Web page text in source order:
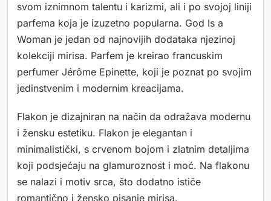
svom iznimnom talentu i karizmi, ali i po svojoj liniji
parfema koja je izuzetno popularna. God Is a
Woman je jedan od najnovijih dodataka njezinoj
kolekciji mirisa. Parfem je kreirao francuskim
perfumer Jérôme Epinette, koji je poznat po svojim
jedinstvenim i modernim kreacijama.
Flakon je dizajniran na način da odražava modernu
i žensku estetiku. Flakon je elegantan i
minimalistički, s crvenom bojom i zlatnim detaljima
koji podsjećaju na glamuroznost i moć. Na flakonu
se nalazi i motiv srca, što dodatno ističe
romantično i žensko pisanje mirisa.